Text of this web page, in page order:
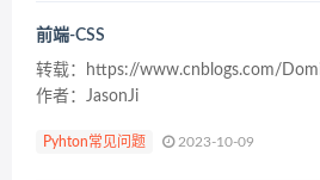
前端-CSS
转载：https://www.cnblogs.com/
作者：JasonJi
Pyhton常见问题 2023-10-09